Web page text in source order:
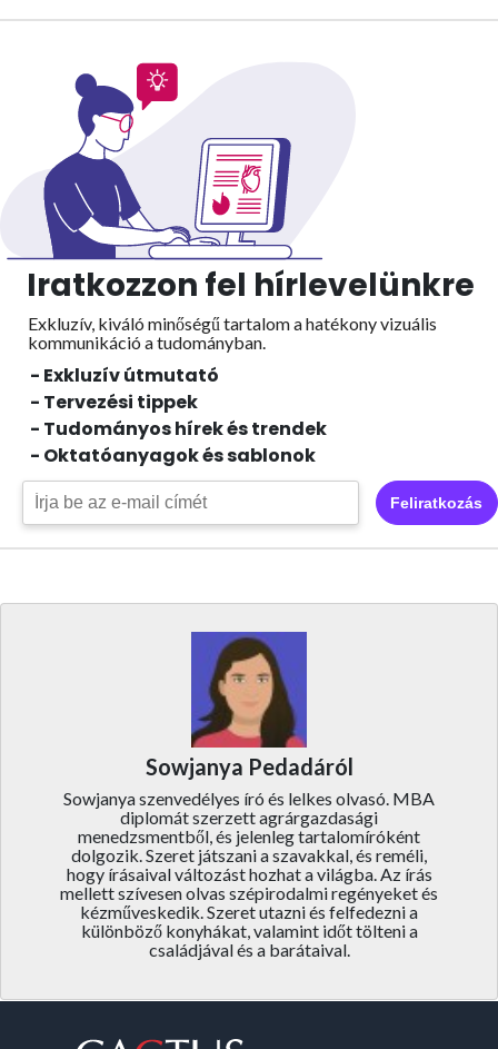
Iratkozzon fel hírlevelünkre
Exkluzív, kiváló minőségű tartalom a hatékony vizuális
kommunikáció a tudományban.
- Exkluzív útmutató
- Tervezési tippek
- Tudományos hírek és trendek
- Oktatóanyagok és sablonok
Feliratkozás
Sowjanya Pedadáról
Sowjanya szenvedélyes író és lelkes olvasó. MBA
diplomát szerzett agrárgazdasági
menedzsmentből, és jelenleg tartalomíróként
dolgozik. Szeret játszani a szavakkal, és reméli,
hogy írásaival változást hozhat a világba. Az írás
mellett szívesen olvas szépirodalmi regényeket és
kézműveskedik. Szeret utazni és felfedezni a
különböző konyhákat, valamint időt tölteni a
családjával és a barátaival.